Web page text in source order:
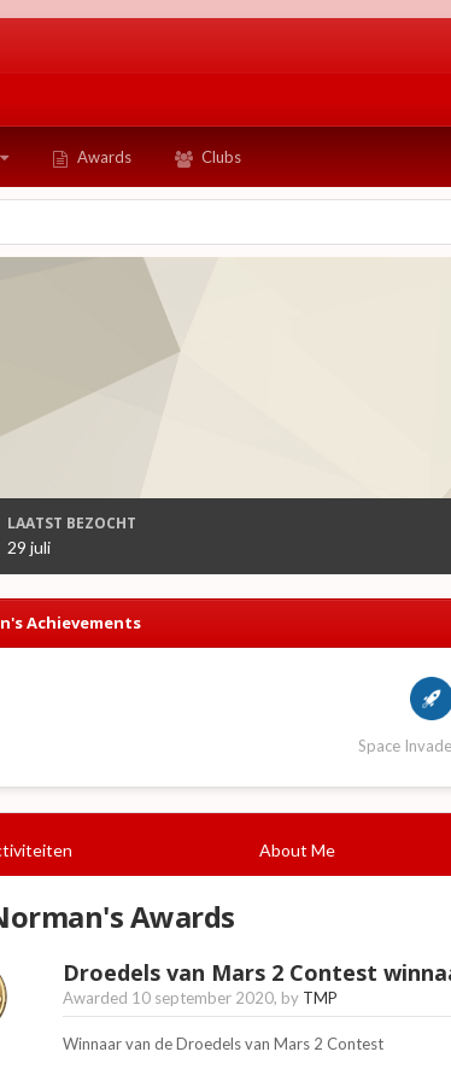
Awards Clubs
LAATST BEZOCHT
29 juli
Achievements
Space
About Me
Awards
Droedels van Mars 2 Contest
Awarded 10 september 2020, by TMP
Winnaar van de Droedels van Mars 2 Contest